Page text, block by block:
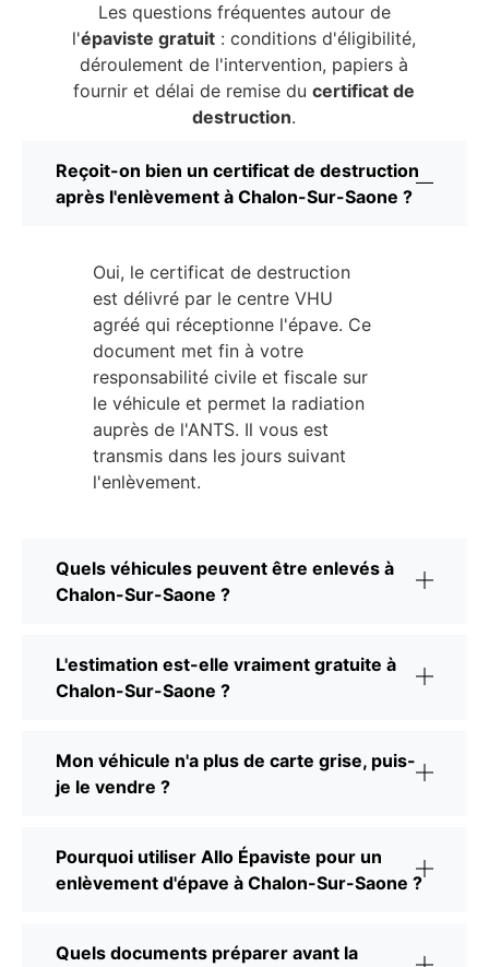
Les questions fréquentes autour de
l'épaviste gratuit : conditions d'éligibilité,
déroulement de l'intervention, papiers à
fournir et délai de remise ducertificat de
destruction.
Reçoit-on bien un certificat de destruction
après l'enlèvement à Chalon-Sur-Saone ?
Oui, le certificat de destruction
est délivré par le centre VHU
agréé qui réceptionne l'épave. Ce
document met fin à votre
responsabilité civile et fiscale sur
le véhicule et permet la radiation
auprès de l'ANTS. Il vous est
transmis dans les jours suivant
l'enlèvement.
Quels véhicules peuvent être enlevés à
Chalon-Sur-Saone ?
L'estimation est-elle vraiment gratuite à
Chalon-Sur-Saone ?
Mon véhicule n'a plus de carte grise, puis-
je le vendre ?
Pourquoi utiliser Allo Épaviste pour un
enlèvement d'épave à Chalon-Sur-Saone ?
Quels documents préparer avant la